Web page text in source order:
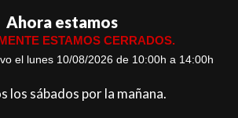
Ahora estamos
ESTAMOS CERRADOS.
el lunes 10/08/2026 de 10:00h a 14:00h
los sábados por la mañana.